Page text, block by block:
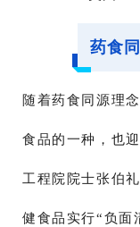
药食
随着药食同源理
食品的一种，也
工程院院士张伯
健食品实行“负面